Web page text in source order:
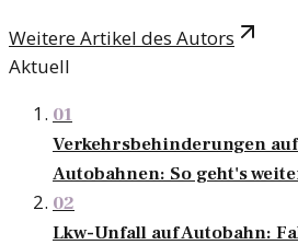
Weitere Artikel des Autors
Aktuell
01
Verkehrsbehinderungen
Autobahnen: So geht's
02
Lkw-Unfall auf Autobahn: